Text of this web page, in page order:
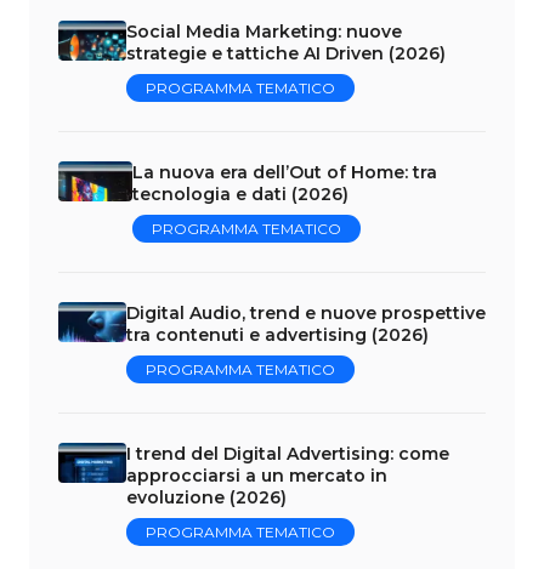
Social Media Marketing: nuove
strategie e tattiche AI Driven (2026)
PROGRAMMA TEMATICO
La nuova era dell’Out of Home: tra
tecnologia e dati (2026)
PROGRAMMA TEMATICO
Digital Audio, trend e nuove prospettive
tra contenuti e advertising (2026)
PROGRAMMA TEMATICO
I trend del Digital Advertising: come
approcciarsi a un mercato in
evoluzione (2026)
PROGRAMMA TEMATICO